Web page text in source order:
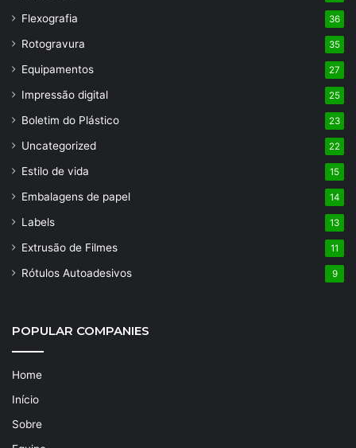
Flexografia 36
Rotogravura 35
Equipamentos 27
Impressão digital 25
Boletim do Plástico 23
Uncategorized 22
Estilo de vida 15
Embalagens de papel 14
Labels 13
Extrusão de Filmes 11
Rótulos Autoadesivos 9
POPULAR COMPANIES
Home
Início
Sobre